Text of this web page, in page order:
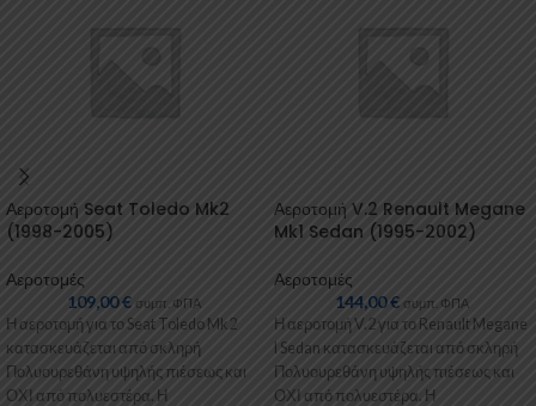
Αεροτομή Seat Toledo Mk2
(1998-2005)
Αεροτομές
109,00€ συμπ. ΦΠΑ
Η αεροτομή για το Seat Toledo Mk2
κατασκευάζεται από σκληρή
Πολυουρεθάνη υψηλής πιέσεως και
ΟΧΙ από πολυεστέρα. Η
Αεροτομή V.2 Renault Megane
Mk1 Sedan (1995-2002)
Αεροτομές
144,00€ συμπ. ΦΠΑ
Η αεροτομή V.2 για το Renault Megane
I Sedan κατασκευάζεται από σκληρή
Πολυουρεθάνη υψηλής πιέσεως και
ΟΧΙ από πολυεστέρα. Η